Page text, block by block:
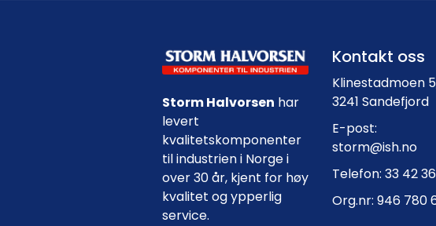
Storm Halvorsen har
levert
kvalitetskomponenter
til industrien i Norge i
over 30 år, kjent for høy
kvalitet og ypperlig
service.
Kontakt oss
Klinestadmoen
3241 Sandefjord
E-post:
storm@ish.no
Telefon: 33 42
Org.nr: 946 780